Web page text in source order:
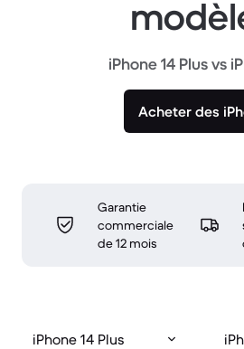
iPhone 14 Plus vs
Acheter des
Garantie
commerciale
de 12 mois
iPhone 14 Plus